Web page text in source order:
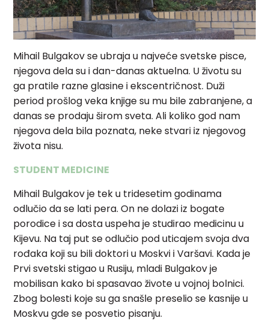
Mihail Bulgakov se ubraja u najveće svetske pisce,
njegova dela su i dan-danas aktuelna. U životu su
ga pratile razne glasine i ekscentričnost. Duži
period prošlog veka knjige su mu bile zabranjene, a
danas se prodaju širom sveta. Ali koliko god nam
njegova dela bila poznata, neke stvari iz njegovog
života nisu.
STUDENT MEDICINE
Mihail Bulgakov je tek u tridesetim godinama
odlučio da se lati pera. On ne dolazi iz bogate
porodice i sa dosta uspeha je studirao medicinu u
Kijevu. Na taj put se odlučio pod uticajem svoja dva
rođaka koji su bilidoktori u Moskvi i Varšavi. Kada je
Prvi svetski stigao u Rusiju, mladi Bulgakov je
mobilisan kako bi spasavao živote u vojnoj bolnici.
Zbog bolesti koje su ga snašle preselio se kasnije u
Moskvu gde se posvetio pisanju.